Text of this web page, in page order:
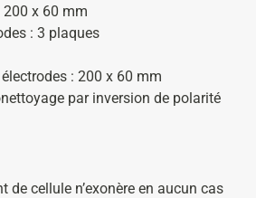
x 60 mm
: 3 plaques
: 200 x 60 mm
par inversion de polarité
de cellule n’exonère en aucun cas